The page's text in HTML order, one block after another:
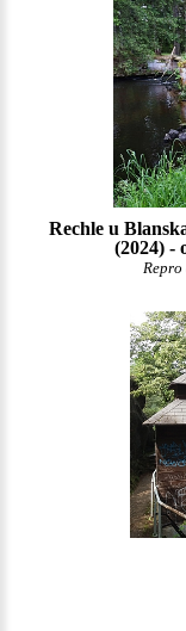
Rechle u
(2024) -